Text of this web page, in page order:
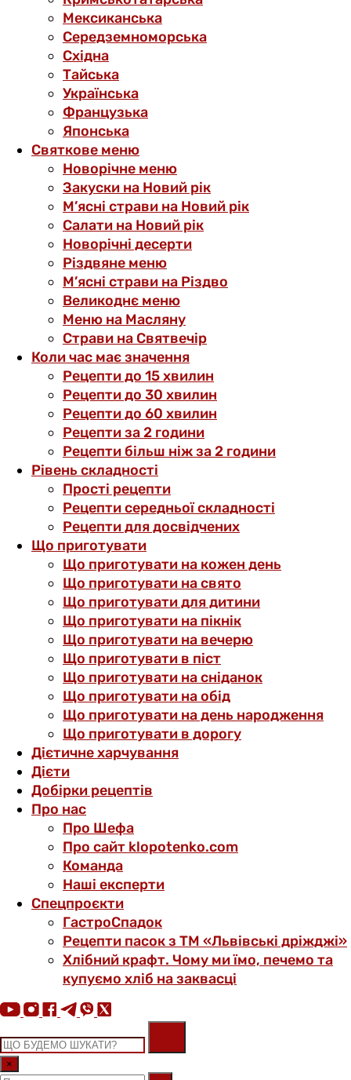
Мексиканська
Середземноморська
Східна
Тайська
Українська
Французька
Японська
Святкове меню
Новорічне меню
Закуски на Новий рік
М’ясні страви на Новий рік
Салати на Новий рік
Новорічні десерти
Різдвяне меню
М’ясні страви на Різдво
Великоднє меню
Меню на Масляну
Страви на Святвечір
Коли час має значення
Рецепти до 15 хвилин
Рецепти до 30 хвилин
Рецепти до 60 хвилин
Рецепти за 2 години
Рецепти більш ніж за 2 години
Рівень складності
Прості рецепти
Рецепти середньої складності
Рецепти для досвідчених
Що приготувати
Що приготувати на кожен день
Що приготувати на свято
Що приготувати для дитини
Що приготувати на пікнік
Що приготувати на вечерю
Що приготувати в піст
Що приготувати на сніданок
Що приготувати на обід
Що приготувати на день народження
Що приготувати в дорогу
Дієтичне харчування
Дієти
Добірки рецептів
Про нас
Про Шефа
Про сайт klopotenko.com
Команда
Наші експерти
Спецпроєкти
ГастроСпадок
Рецепти пасок з ТМ «Львівські дріжджі»
Хлібний крафт. Чому ми їмо, печемо та
купуємо хліб на заквасці
×